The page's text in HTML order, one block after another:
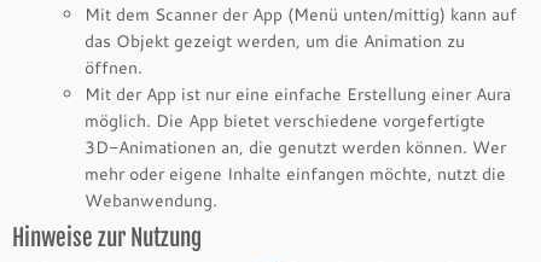
Mit dem Scanner der App (Menü unten/mittig) kann auf
das Objekt gezeigt werden, um die Animation zu
öffnen.
Mit der App ist nur eine einfache Erstellung einer Aura
möglich. Die App bietet verschiedene vorgefertigte
3D-Animationen an, die genutzt werden können. Wer
mehr oder eigene Inhalte einfangen möchte, nutzt die
Webanwendung.
Hinweise zur Nutzung